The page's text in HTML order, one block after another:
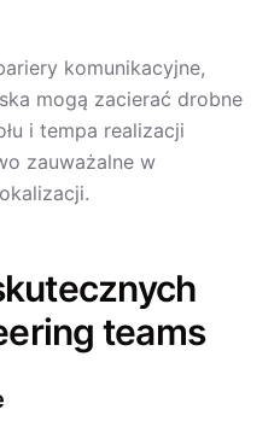
komunikacyjne,
mogą zacierać drobne
i tempa realizacji
zauważalne w
teams